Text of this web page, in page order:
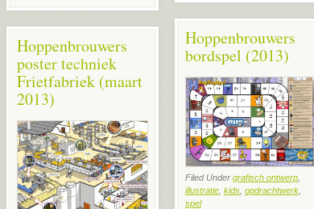
Hoppenbrouwers
bordspel (2013)
Filed Under grafisch ontwerp
illustratie kids opdrachtwerk
spel
Hoppenbrouwers
poster techniek
Frietfabriek (maart
2013)